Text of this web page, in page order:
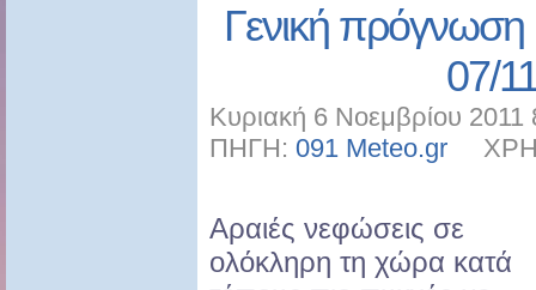
Γενική πρόγνωση
07/
Κυριακή 6 Νοεμβρίου
ΠΗΓΗ: 091 Meteo.gr
Αραιές νεφώσεις σε
ολόκληρη τη χώρα κατά